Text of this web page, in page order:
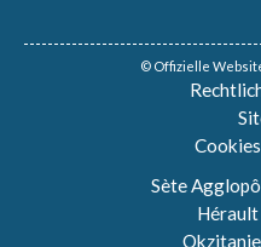
© Offizielle
Sète